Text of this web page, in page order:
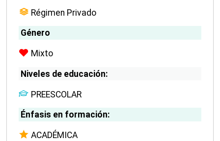
Régimen Privado
Género
Mixto
Niveles de educación:
PREESCOLAR
Énfasis en formación:
ACADÉMICA